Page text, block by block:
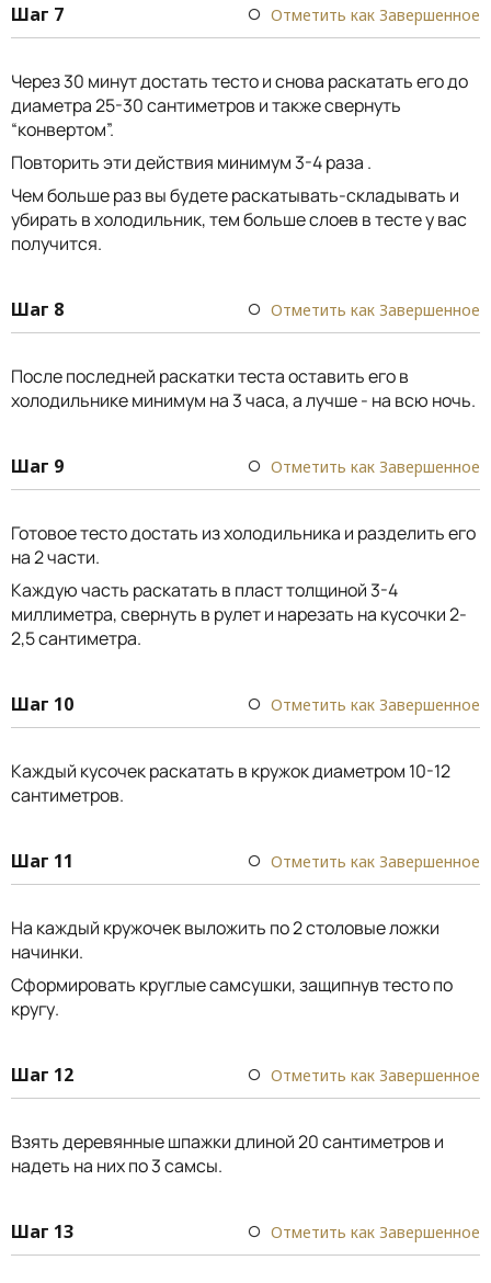
Шаг 7 Отметить как Завершенное
Через 30 минут достать тесто и снова раскатать его до
диаметра 25-30 сантиметров и также свернуть
“конвертом”.
Повторить эти действия минимум 3-4 раза .
Чем больше раз вы будете раскатывать-складывать и
убирать в холодильник, тем больше слоев в тесте у вас
получится.
Шаг 8 Отметить как Завершенное
После последней раскатки теста оставить его в
холодильнике минимум на 3 часа, а лучше - на всю ночь.
Шаг 9 Отметить как Завершенное
Готовое тесто достать из холодильника и разделить его
на 2 части.
Каждую часть раскатать в пласт толщиной 3-4
миллиметра, свернуть в рулет и нарезать на кусочки 2-
2,5 сантиметра.
Шаг 10 Отметить как Завершенное
Каждый кусочек раскатать в кружок диаметром 10-12
сантиметров.
Шаг 11 Отметить как Завершенное
На каждый кружочек выложить по 2 столовые ложки
начинки.
Сформировать круглые самсушки, защипнув тесто по
кругу.
Шаг 12 Отметить как Завершенное
Взять деревянные шпажки длиной 20 сантиметров и
надеть на них по 3 самсы.
Шаг 13 Отметить как Завершенное